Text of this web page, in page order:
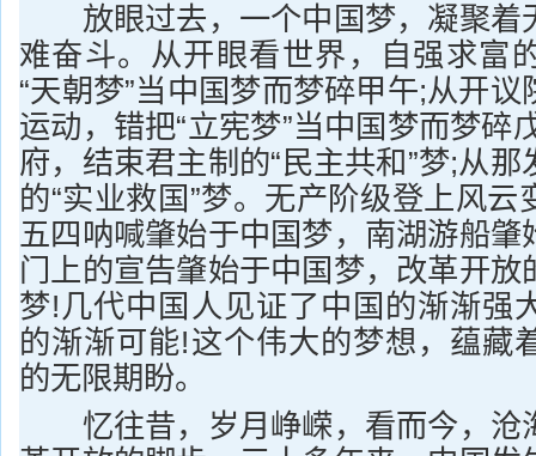
放眼过去，一个中国梦，凝聚着
难奋斗。从开眼看世界，自强求富
“天朝梦”当中国梦而梦碎甲午;从开
运动，错把“立宪梦”当中国梦而梦碎
府，结束君主制的“民主共和”梦;从
的“实业救国”梦。无产阶级登上风云
五四呐喊肇始于中国梦，南湖游船肇
门上的宣告肇始于中国梦，改革开放
梦!几代中国人见证了中国的渐渐强
的渐渐可能!这个伟大的梦想，蕴藏
的无限期盼。
忆往昔，岁月峥嵘，看而今，沧